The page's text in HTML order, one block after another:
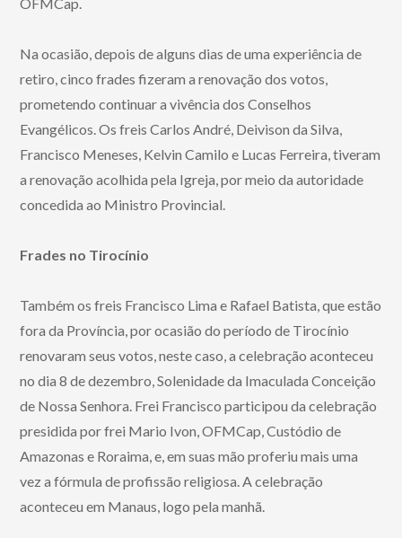
Na ocasião, depois de alguns dias de uma experiência de
retiro, cinco frades fizeram a renovação dos votos,
prometendo continuar a vivência dos Conselhos
Evangélicos. Os freis Carlos André, Deivison da Silva,
Francisco Meneses, Kelvin Camilo e Lucas Ferreira, tiveram
a renovação acolhida pela Igreja, por meio da autoridade
concedida ao Ministro Provincial.
Frades no Tirocínio
Também os freis Francisco Lima e Rafael Batista, que estão
fora da Província, por ocasião do período de Tirocínio
renovaram seus votos, neste caso, a celebração aconteceu
no dia 8 de dezembro, Solenidade da Imaculada Conceição
de Nossa Senhora. Frei Francisco participou da celebração
presidida por frei Mario Ivon, OFMCap, Custódio de
Amazonas e Roraima, e, em suas mão proferiu mais uma
vez a fórmula de profissão religiosa. A celebração
aconteceu em Manaus, logo pela manhã.